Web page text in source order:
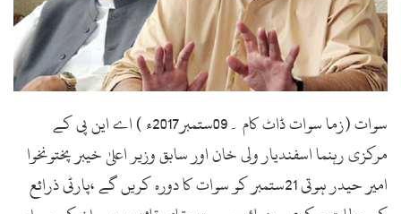
a
i
l
سوات (زما سوات ڈاٹ کام ۔09ستمبر2017ء ) اے این پی کے
مرکزی رہنما اسفندیار ولی خان اور سابق وزیر اعلیٰ خیبر پختونخوا
امیر حیدر ہوتی 21ستمبر کو سوات کا دورہ کریں گے ،پارٹی ذرائع